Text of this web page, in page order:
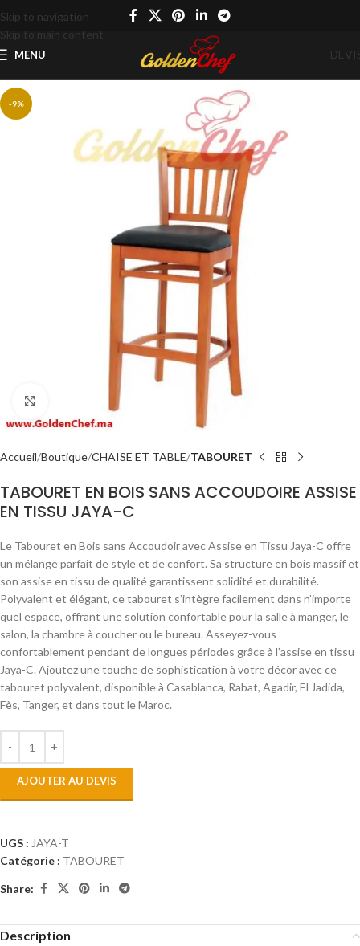
Skip to navigation
Skip to main content
MENU
-9%
Click to enlarge
Accueil Boutique CHAISE ET TABLE TABOURET
TABOURET EN BOIS SANS ACCOUDOIRE ASSISE
EN TISSU JAYA-C
Le Tabouret en Bois sans Accoudoir avec Assise en Tissu Jaya-C offre
un mélange parfait de style et de confort. Sa structure en bois massif et
son assise en tissu de qualité garantissent solidité et durabilité.
Polyvalent et élégant, ce tabouret s’intègre facilement dans n’importe
quel espace, offrant une solution confortable pour la salle à manger, le
salon, la chambre à coucher ou le bureau. Asseyez-vous
confortablement pendant de longues périodes grâce à l’assise en tissu
Jaya-C. Ajoutez une touche de sophistication à votre décor avec ce
tabouret polyvalent, disponible à Casablanca, Rabat, Agadir, El Jadida,
Fès, Tanger, et dans tout le Maroc.
AJOUTER AU DEVIS
UGS : JAYA-T
Catégorie : TABOURET
Share:
Description